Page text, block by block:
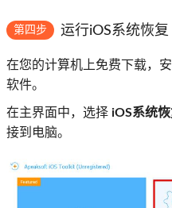
第四步 运行iOS系统恢复
在您的计算机上免费下载，
软件。
在主界面中，选择 iOS系统恢
接到电脑。